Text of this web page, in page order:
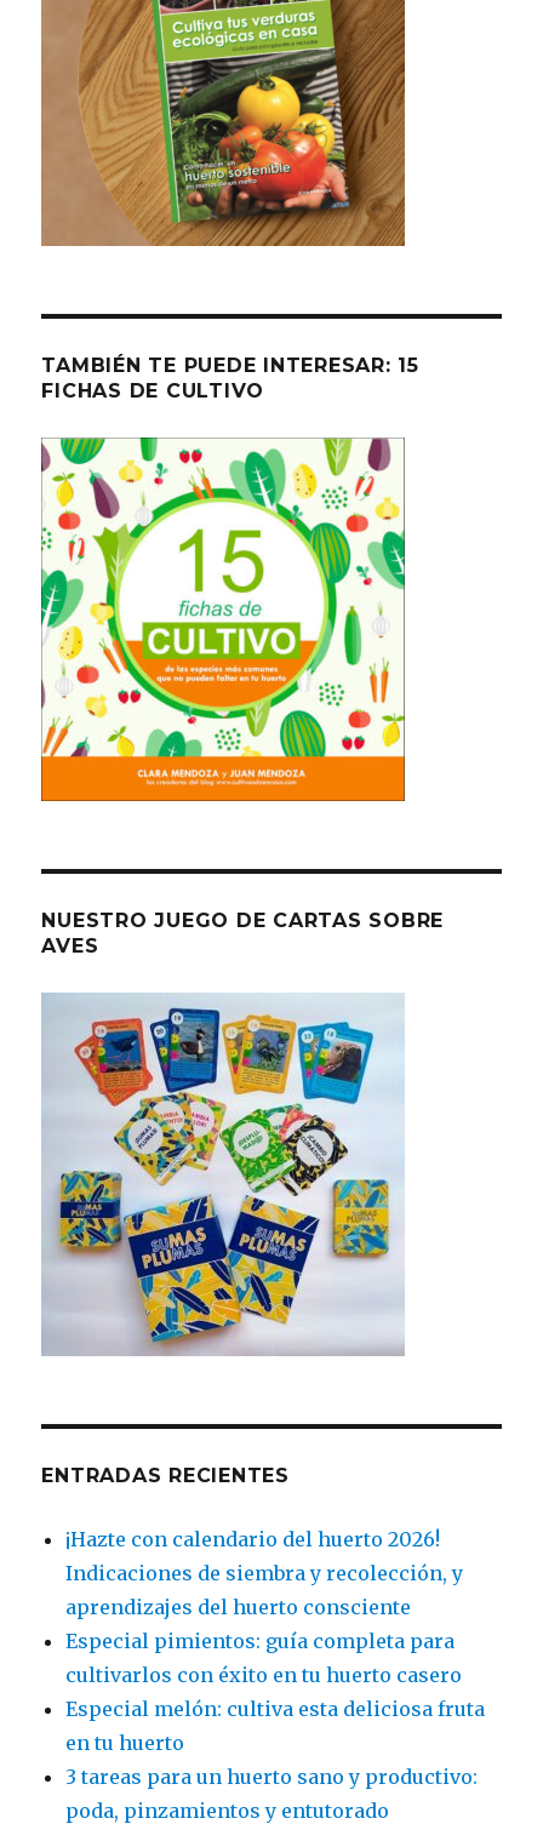
TAMBIÉN TE PUEDE INTERESAR: 15
FICHAS DE CULTIVO
NUESTRO JUEGO DE CARTAS SOBRE
AVES
ENTRADAS RECIENTES
¡Hazte con calendario del huerto 2026!
Indicaciones de siembra y recolección, y
aprendizajes del huerto consciente
Especial pimientos: guía completa para
cultivarlos con éxito en tu huerto casero
Especial melón: cultiva esta deliciosa fruta
en tu huerto
3 tareas para un huerto sano y productivo:
poda, pinzamientos y entutorado